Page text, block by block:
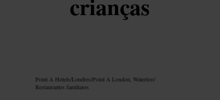
crianças
Point A Hotels/Londres/Point A London, Waterloo/
Restaurantes familiares